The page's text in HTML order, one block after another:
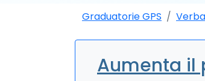
Graduatorie GPS
Aumenta il